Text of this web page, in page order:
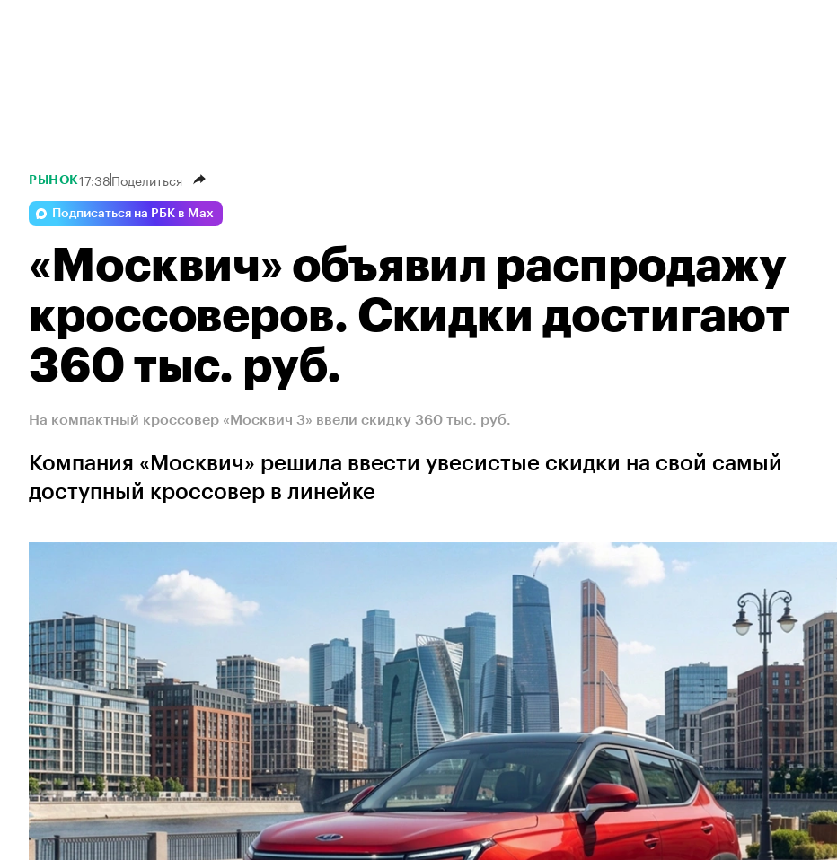
РЫНОК17:38Поделиться
Подписаться на РБК в Max
«Москвич» объявил распродажу
кроссоверов. Скидки достигают
360 тыс. руб.
На компактный кроссовер «Москвич 3» ввели скидку 360 тыс. руб.
Компания «Москвич» решила ввести увесистые скидки на свой самый
доступный кроссовер в линейке